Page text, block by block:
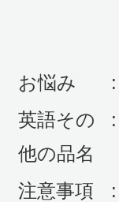
お悩み
:
英語その
他の品名
:
注意事項
: